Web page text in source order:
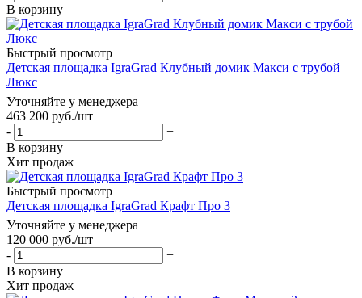
В корзину
Быстрый просмотр
Детская площадка IgraGrad Клубный домик Макси с трубой
Люкс
Уточняйте у менеджера
463 200 руб./шт
-
+
В корзину
Хит продаж
Быстрый просмотр
Детская площадка IgraGrad Крафт Про 3
Уточняйте у менеджера
120 000 руб./шт
-
+
В корзину
Хит продаж